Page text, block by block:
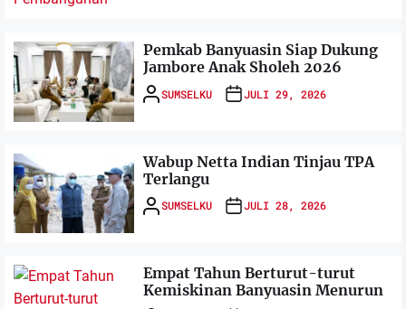
Pemkab Banyuasin Siap Dukung
Jambore Anak Sholeh 2026
SUMSELKU JULI 29, 2026
Wabup Netta Indian Tinjau TPA
Terlangu
SUMSELKU JULI 28, 2026
Empat Tahun Berturut-turut
Kemiskinan Banyuasin Menurun